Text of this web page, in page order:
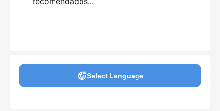
Select Language